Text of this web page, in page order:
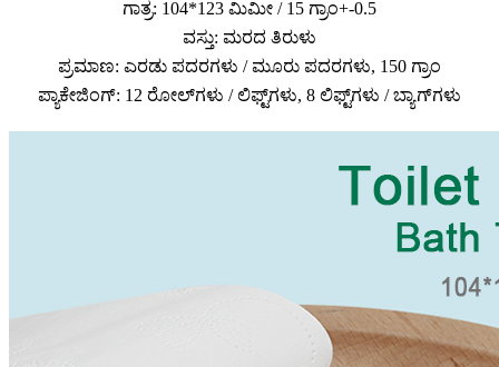
ಗಾತ್ರ: 104*123 ಮಿಮೀ / 15 ಗ್ರಾಂ+-0.5
ವಸ್ತು: ಮರದ ತಿರುಳು
ಪ್ರಮಾಣ: ಎರಡು ಪದರಗಳು / ಮೂರು ಪದರಗಳು, 150 ಗ್ರಾಂ
ಪ್ಯಾಕೇಜಿಂಗ್: 12 ರೋಲ್‌ಗಳು / ಲಿಫ್ಟ್‌ಗಳು, 8 ಲಿಫ್ಟ್‌ಗಳು / ಬ್ಯಾಗ್‌ಗಳು